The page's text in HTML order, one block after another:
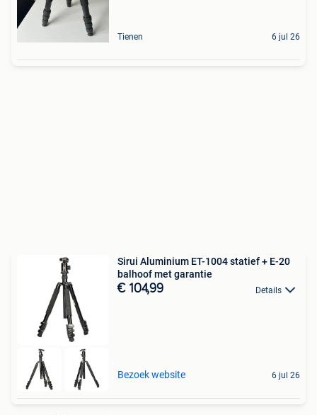
Tienen 6 jul 26
Sirui Aluminium ET-1004 statief + E-20
balhoof met garantie
€ 104,99 Details
Bezoek website 6 jul 26